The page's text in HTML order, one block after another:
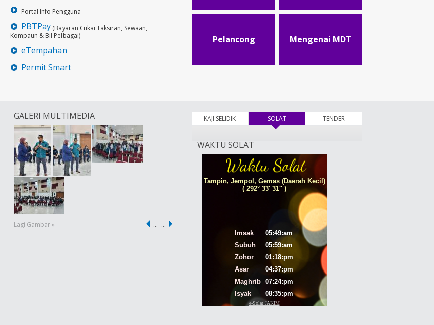
Portal Info Pengguna
PBTPay(Bayaran Cukai Taksiran, Sewaan,
Kompaun & Bil Pelbagai)
eTempahan
Permit Smart
Pelancong Mengenai MDT
GALERI MULTIMEDIA
Lagi Gambar » … …
KAJI SELIDIK SOLAT(tab aktif) TENDER
WAKTU SOLAT